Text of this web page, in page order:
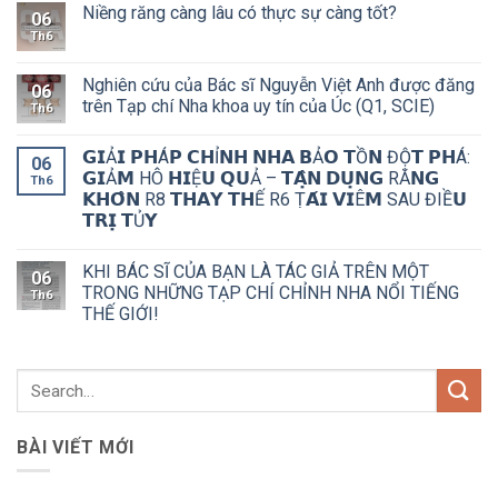
06
Th6
Niềng răng càng lâu có thực sự càng tốt?
06
Th6
Nghiên cứu của Bác sĩ Nguyễn Việt Anh được đăng
trên Tạp chí Nha khoa uy tín của Úc (Q1, SCIE)
06
Th6
𝗚𝗜Ả𝗜 𝗣𝗛Á𝗣 𝗖𝗛Ỉ𝗡𝗛 𝗡𝗛𝗔 𝗕Ả𝗢 𝗧Ồ𝗡 ĐỘ̣𝗧 𝗣𝗛Á:
𝗚𝗜Ả𝗠 HÔ 𝗛𝗜Ệ𝗨 𝗤𝗨Ả – 𝗧𝗔̣̂𝗡 𝗗𝗨̣𝗡𝗚 RĂ𝗡𝗚
𝗞𝗛𝗢̂𝗡 R8 𝗧𝗛𝗔𝗬 𝗧𝗛Ế R6 Ṭ𝗔́𝗜 𝗩𝗜Ê𝗠 SAU ĐIỀ𝗨
𝗧𝗥𝗜̣ 𝗧Ủ𝗬
06
Th6
KHI BÁC SĨ CỦA BẠN LÀ TÁC GIẢ TRÊN MỘT
TRONG NHỮNG TẠP CHÍ CHỈNH NHA NỔI TIẾNG
THẾ GIỚI!
BÀI VIẾT MỚI